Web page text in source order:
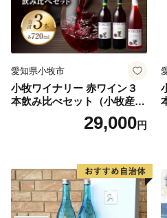
愛知県小牧市
小牧ワイナリー 赤ワイン３
本飲み比べセット（小牧産ぶ
どう100％使用）29,000円